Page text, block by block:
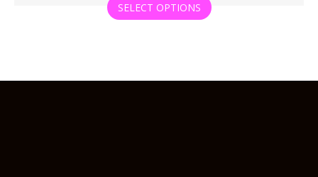
SELECT OPTIONS